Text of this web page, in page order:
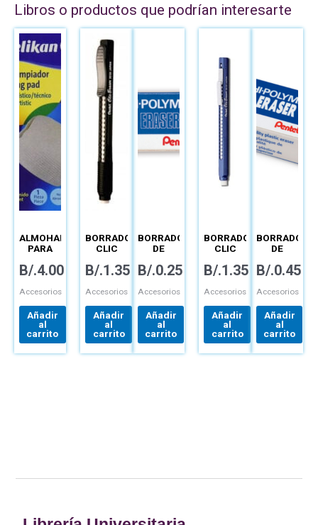
Libros o productos que podrían interesarte
ALMOHADILLA
PARA
–
B/.4.00
Accesorios
Añadir
al
carrito
BORRADOR
CLIC
– ZE-22
B/.1.35
Accesorios
Añadir
al
carrito
BORRADOR
DE
ZEH-03E
B/.0.25
Accesorios
Añadir
al
carrito
BORRADOR
CLIC
– ZE-22
B/.1.35
Accesorios
Añadir
al
carrito
BORRADOR
DE
ZEHE-
B/.0.45
Accesorios
Añadir
al
carrito